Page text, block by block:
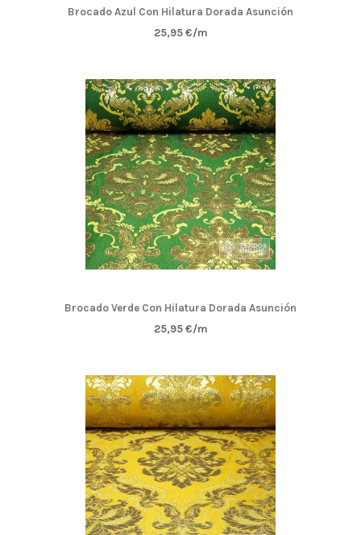
Brocado Azul Con Hilatura Dorada Asunción
25,95 €/m
Brocado Verde Con Hilatura Dorada Asunción
25,95 €/m